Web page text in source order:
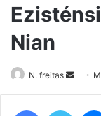
Nian
N. freitas
Send
an
email